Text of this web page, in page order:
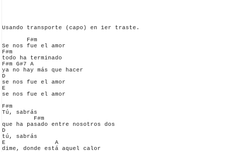
Usando transporte (capo) en 1er traste.
       F#m
Se nos fue el amor
F#m
todo ha terminado
F#m G#7 A
ya no hay más que hacer
D
se nos fue el amor
E
se nos fue el amor
F#m
Tú, sabrás
         F#m
que ha pasado entre nosotros dos
D
tú, sabrás
E              A
dime, donde está aquel calor